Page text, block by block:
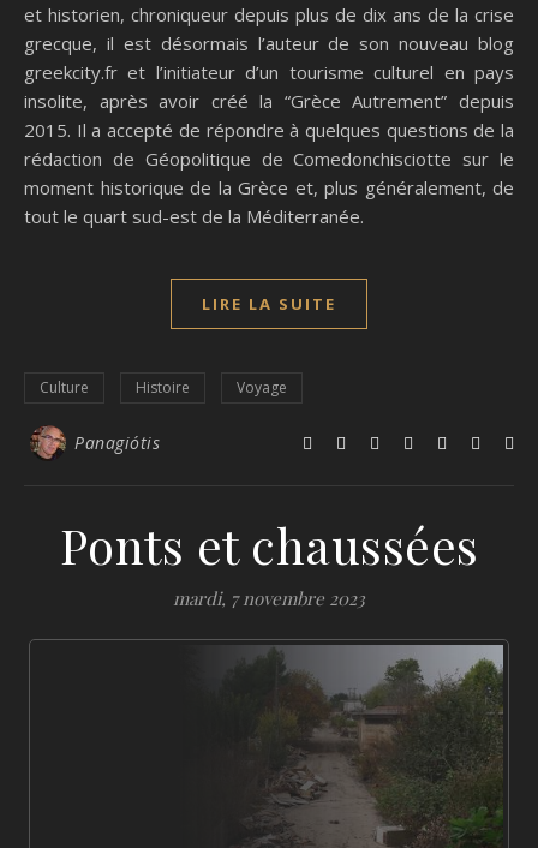
et historien, chroniqueur depuis plus de dix ans de la crise
grecque, il est désormais l’auteur de son nouveau blog
greekcity.fr et l’initiateur d’un tourisme culturel en pays
insolite, après avoir créé la “Grèce Autrement” depuis
2015. Il a accepté de répondre à quelques questions de la
rédaction de Géopolitique de Comedonchisciotte sur le
moment historique de la Grèce et, plus généralement, de
tout le quart sud-est de la Méditerranée.
LIRE LA SUITE
Culture Histoire Voyage
Panagiótis
Ponts et chaussées
mardi, 7 novembre 2023